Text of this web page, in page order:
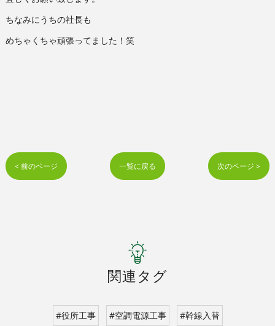
ちなみにうちの社長も
めちゃくちゃ頑張ってました！笑
< 前のページ 一覧に戻る 次のページ >
関連タグ
#役所工事 #空調電源工事 #幹線入替